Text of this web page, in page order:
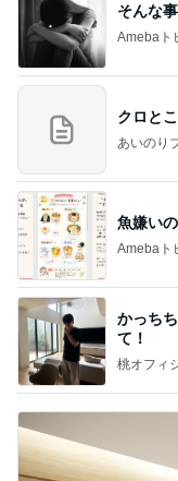
そんな
Amebaト
クロと
あいのり
魚嫌い
Amebaト
かっち
て！
桃オフィ